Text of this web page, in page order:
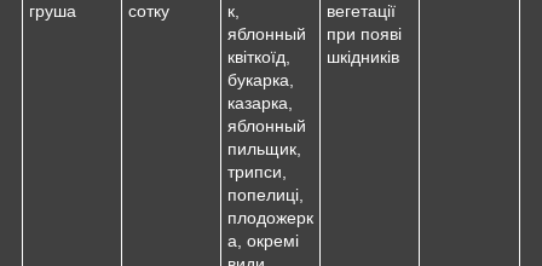
груша
сотку
к,
яблонный
квіткоїд,
букарка,
казарка,
яблонный
пильщик,
трипси,
попелиці,
плодожерк
а, окремі
вегетації
при появі
шкідників